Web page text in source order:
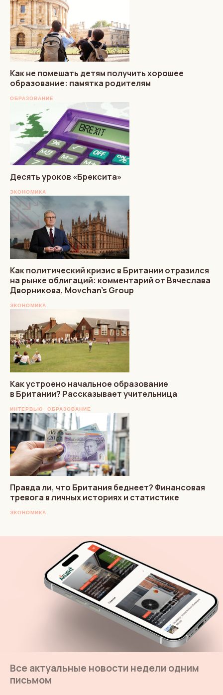
Как не помешать детям получить хорошее
образование: памятка родителям
ОБРАЗОВАНИЕ
Десять уроков «Брексита»
ЭКОНОМИКА
Как политический кризис в Британии отразился
на рынке облигаций: комментарий от Вячеслава
Дворникова, Movchan’s Group
ЭКОНОМИКА
Как устроено начальное образование
в Британии? Рассказывает учительница
ИНТЕРВЬЮ ОБРАЗОВАНИЕ
Правда ли, что Британия беднеет? Финансовая
тревога в личных историях и статистике
ЭКОНОМИКА
Все актуальные новости недели одним
письмом